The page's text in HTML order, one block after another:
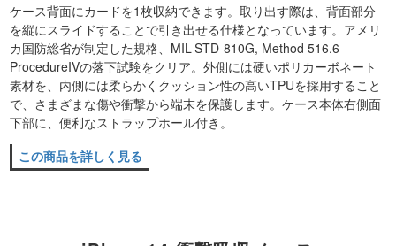
ケース背面にカードを1枚収納できます。取り出す際は、背面部分
を縦にスライドすることで引き出せる仕様となっています。アメリ
カ国防総省が制定した規格、MIL-STD-810G, Method 516.6
ProcedureIVの落下試験をクリア。外側には硬いポリカーボネート
素材を、内側には柔らかくクッション性の高いTPUを採用すること
で、さまざまな傷や衝撃から端末を保護します。ケース本体右側面
下部に、便利なストラップホール付き。
この商品を詳しく見る